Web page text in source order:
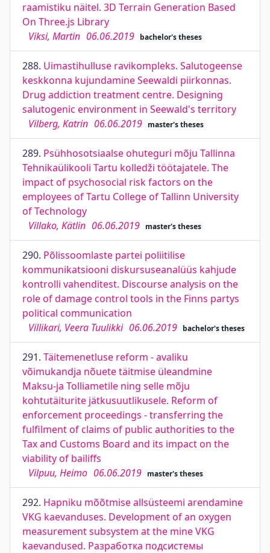
raamistiku näitel. 3D Terrain Generation Based
On Three.js Library
Viksi, Martin 06.06.2019 bachelor's theses
288. Uimastihulluse ravikompleks. Salutogeense
keskkonna kujundamine Seewaldi piirkonnas.
Drug addiction treatment centre. Designing
salutogenic environment in Seewald's territory
Vilberg, Katrin 06.06.2019 master's theses
289. Psühhosotsiaalse ohuteguri mõju Tallinna
Tehnikaülikooli Tartu kolledži töötajatele. The
impact of psychosocial risk factors on the
employees of Tartu College of Tallinn University
of Technology
Villako, Kätlin 06.06.2019 master's theses
290. Põlissoomlaste partei poliitilise
kommunikatsiooni diskursuseanalüüs kahjude
kontrolli vahenditest. Discourse analysis on the
role of damage control tools in the Finns partys
political communication
Villikari, Veera Tuulikki 06.06.2019 bachelor's theses
291. Täitemenetluse reform - avaliku
võimukandja nõuete täitmise üleandmine
Maksu-ja Tolliametile ning selle mõju
kohtutäiturite jätkusuutlikusele. Reform of
enforcement proceedings - transferring the
fulfilment of claims of public authorities to the
Tax and Customs Board and its impact on the
viability of bailiffs
Vilpuu, Heimo 06.06.2019 master's theses
292. Hapniku mõõtmise allsüsteemi arendamine
VKG kaevanduses. Development of an oxygen
measurement subsystem at the mine VKG
kaevandused. Разработка подсистемы